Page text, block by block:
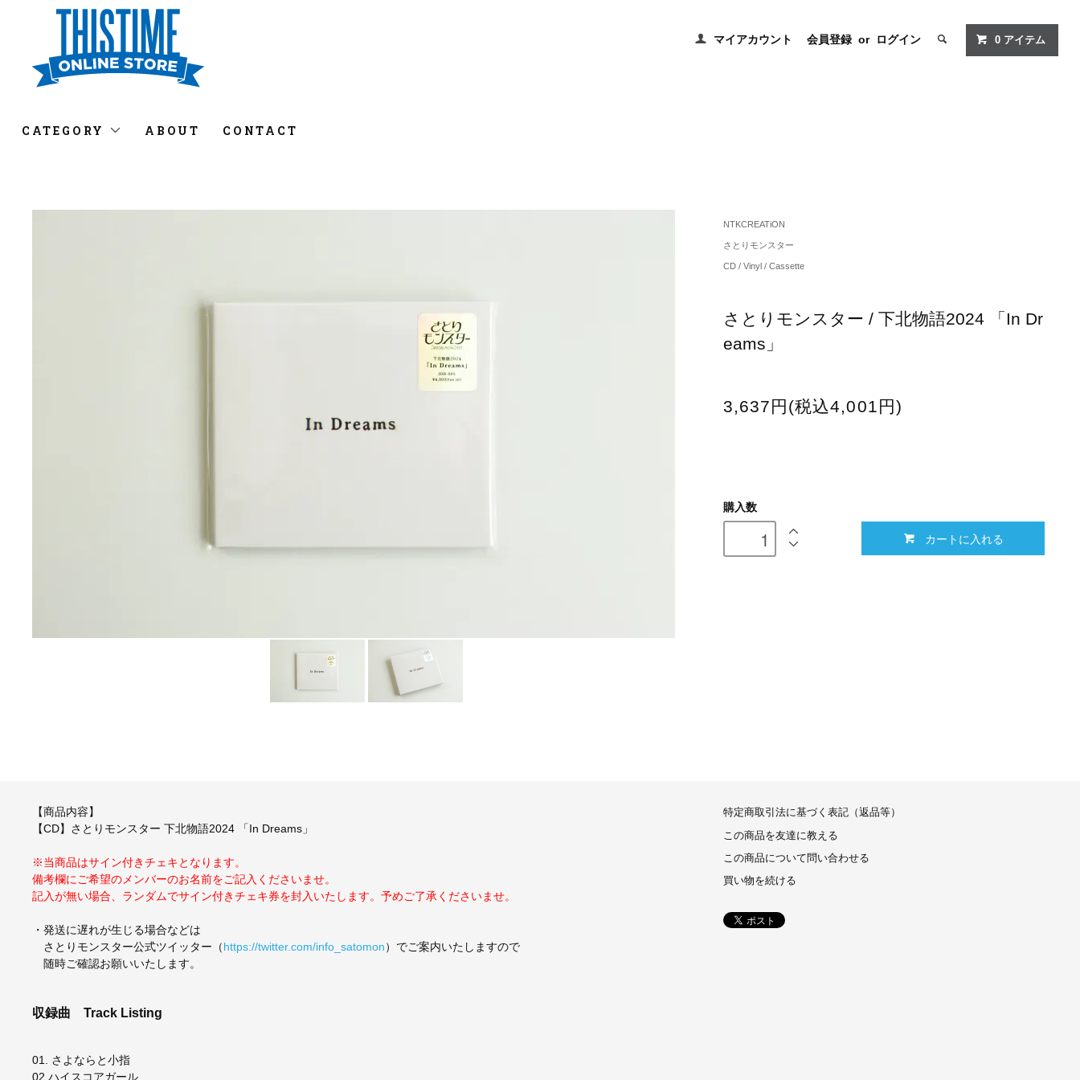
マイアカウント 会員登録 or ログイン 0 アイテム
CATEGORY ABOUT CONTACT
NTKCREATiON
さとりモンスター
CD / Vinyl / Cassette
さとりモンスター / 下北物語2024 「In Dr
eams」
3,637円(税込4,001円)
購入数
カートに入れる
【商品内容】
【CD】さとりモンスター 下北物語2024 「In Dreams」
※当商品はサイン付きチェキとなります。
備考欄にご希望のメンバーのお名前をご記入くださいませ。
記入が無い場合、ランダムでサイン付きチェキ券を封入いたします。予めご了承くださいませ。
・発送に遅れが生じる場合などは
さとりモンスター公式ツイッター（https://twitter.com/info_satomon）でご案内いたしますので
随時ご確認お願いいたします。
収録曲 Track Listing
01. さよならと小指
02.ハイスコアガール
特定商取引法に基づく表記（返品等）
この商品を友達に教える
この商品について問い合わせる
買い物を続ける